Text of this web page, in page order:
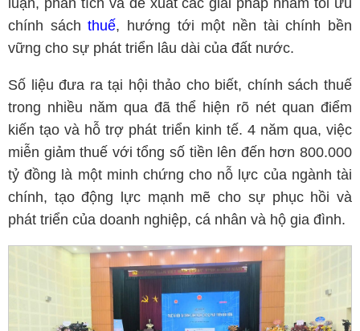
luận, phân tích và đề xuất các giải pháp nhằm tối ưu
chính sáchthuế, hướng tới một nền tài chính bền
vững cho sự phát triển lâu dài của đất nước.
Số liệu đưa ra tại hội thảo cho biết, chính sách thuế
trong nhiều năm qua đã thể hiện rõ nét quan điểm
kiến tạo và hỗ trợ phát triển kinh tế. 4 năm qua, việc
miễn giảm thuế với tổng số tiền lên đến hơn 800.000
tỷ đồng là một minh chứng cho nỗ lực của ngành tài
chính, tạo động lực mạnh mẽ cho sự phục hồi và
phát triển của doanh nghiệp, cá nhân và hộ gia đình.